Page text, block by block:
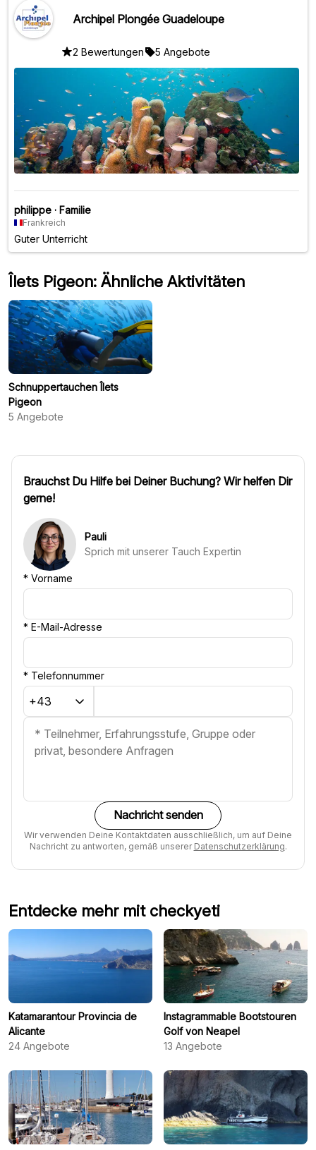
Archipel Plongée Guadeloupe
2 Bewertungen 5 Angebote
philippe · Familie
Frankreich
Guter Unterricht
Îlets Pigeon: Ähnliche Aktivitäten
Schnuppertauchen Îlets
Pigeon
5 Angebote
Brauchst Du Hilfe bei Deiner Buchung? Wir helfen Dir
gerne!
Pauli
Sprich mit unserer Tauch Expertin
* Vorname
* E-Mail-Adresse
* Telefonnummer
Nachricht senden
Wir verwenden Deine Kontaktdaten ausschließlich, um auf Deine
Nachricht zu antworten, gemäß unserer Datenschutzerklärung.
Entdecke mehr mit checkyeti
Katamarantour Provincia de
Alicante
24 Angebote
Instagrammable Bootstouren
Golf von Neapel
13 Angebote